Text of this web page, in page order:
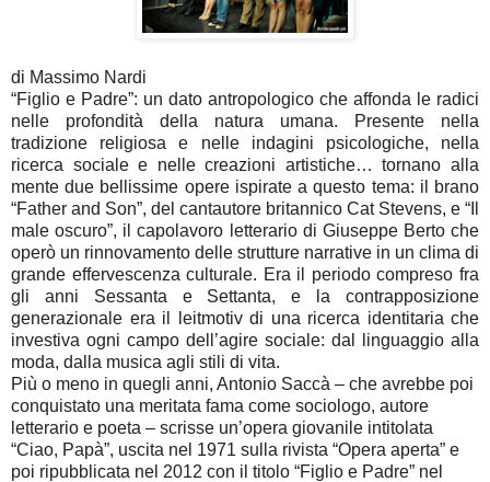
di Massimo Nardi
“Figlio e Padre”: un dato antropologico che affonda le radici
nelle profondità della natura umana. Presente nella
tradizione religiosa e nelle indagini psicologiche, nella
ricerca sociale e nelle creazioni artistiche… tornano alla
mente due bellissime opere ispirate a questo tema: il brano
“Father and Son”, del cantautore britannico Cat Stevens, e “Il
male oscuro”, il capolavoro letterario di Giuseppe Berto che
operò un rinnovamento delle strutture narrative in un clima di
grande effervescenza culturale. Era il periodo compreso fra
gli anni Sessanta e Settanta, e la contrapposizione
generazionale era il leitmotiv di una ricerca identitaria che
investiva ogni campo dell’agire sociale: dal linguaggio alla
moda, dalla musica agli stili di vita.
Più o meno in quegli anni, Antonio Saccà – che avrebbe poi
conquistato una meritata fama come sociologo, autore
letterario e poeta – scrisse un’opera giovanile intitolata
“Ciao, Papà”, uscita nel 1971 sulla rivista “Opera aperta” e
poi ripubblicata nel 2012 con il titolo “Figlio e Padre” nel